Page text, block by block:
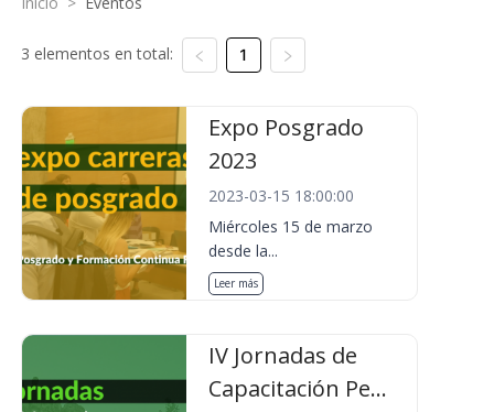
3 elementos en total: 1
Expo Posgrado
2023
2023-03-15 18:00:00
Miércoles 15 de marzo
desde la...
Leer más
IV Jornadas de
Capacitación Pe...